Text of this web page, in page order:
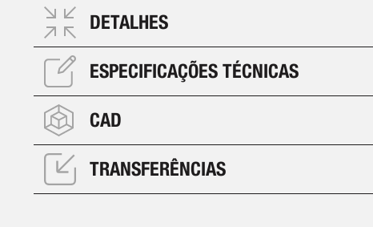
DETALHES
ESPECIFICAÇÕES TÉCNICAS
CAD
TRANSFERÊNCIAS